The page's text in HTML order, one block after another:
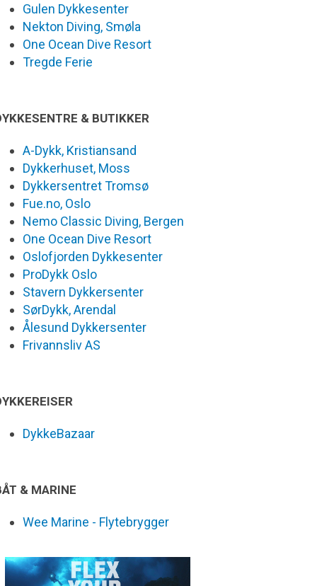
Gulen Dykkesenter
Nekton Diving, Smøla
One Ocean Dive Resort
Tregde Ferie
& BUTIKKER
A-Dykk, Kristiansand
Dykkerhuset, Moss
Dykkersentret Tromsø
Fue.no, Oslo
Nemo Classic Diving, Bergen
One Ocean Dive Resort
Oslofjorden Dykkesenter
ProDykk Oslo
Stavern Dykkersenter
SørDykk, Arendal
Ålesund Dykkersenter
Frivannsliv AS
DykkeBazaar
& MARINE
Wee Marine - Flytebrygger